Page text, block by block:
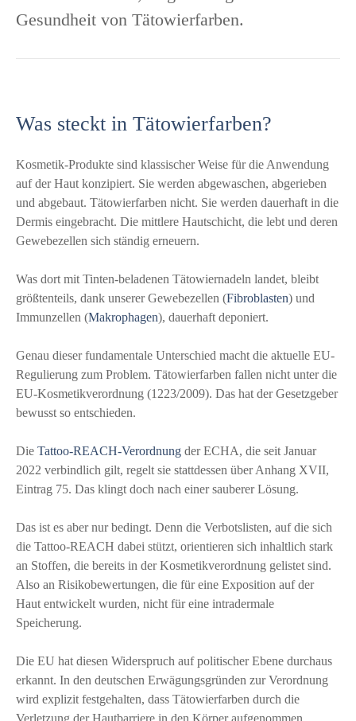
Gesundheit von Tätowierfarben.
Was steckt in Tätowierfarben?
Kosmetik-Produkte sind klassischer Weise für die Anwendung
auf der Haut konzipiert. Sie werden abgewaschen, abgerieben
und abgebaut. Tätowierfarben nicht. Sie werden dauerhaft in die
Dermis eingebracht. Die mittlere Hautschicht, die lebt und deren
Gewebezellen sich ständig erneuern.
Was dort mit Tinten-beladenen Tätowiernadeln landet, bleibt
größtenteils, dank unserer Gewebezellen (Fibroblasten) und
Immunzellen (Makrophagen), dauerhaft deponiert.
Genau dieser fundamentale Unterschied macht die aktuelle EU-
Regulierung zum Problem. Tätowierfarben fallen nicht unter die
EU-Kosmetikverordnung (1223/2009). Das hat der Gesetzgeber
bewusst so entschieden.
Die Tattoo-REACH-Verordnung der ECHA, die seit Januar
2022 verbindlich gilt, regelt sie stattdessen über Anhang XVII,
Eintrag 75. Das klingt doch nach einer sauberer Lösung.
Das ist es aber nur bedingt. Denn die Verbotslisten, auf die sich
die Tattoo-REACH dabei stützt, orientieren sich inhaltlich stark
an Stoffen, die bereits in der Kosmetikverordnung gelistet sind.
Also an Risikobewertungen, die für eine Exposition auf der
Haut entwickelt wurden, nicht für eine intradermale
Speicherung.
Die EU hat diesen Widerspruch auf politischer Ebene durchaus
erkannt. In den deutschen Erwägungsgründen zur Verordnung
wird explizit festgehalten, dass Tätowierfarben durch die
Verletzung der Hautbarriere in den Körper aufgenommen